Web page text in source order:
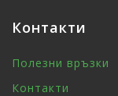
Контакти
Полезни връзки
Контакти